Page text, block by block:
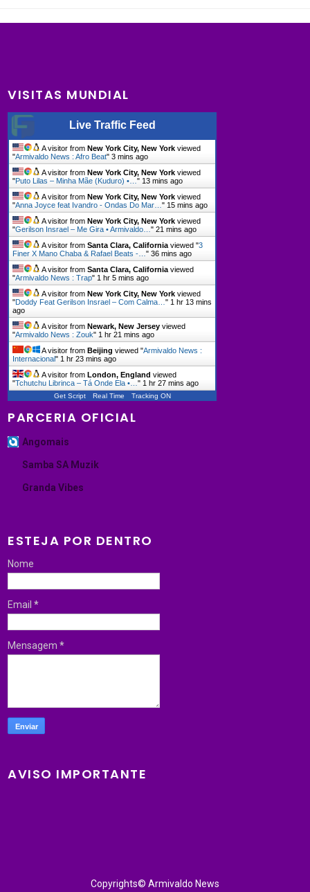
VISITAS MUNDIAL
Live Traffic Feed
A visitor fromNew York City, New York viewed
"Armivaldo News : Afro Beat"3 mins ago
A visitor fromNew York City, New York viewed
"Puto Lilas – Minha Mãe (Kuduro) •…" 13 mins ago
A visitor fromNew York City, New York viewed
"Anna Joyce feat Ivandro - Ondas Do Mar…" 15 mins ago
A visitor fromNew York City, New York viewed
"Gerilson Insrael – Me Gira • Armivaldo…"21 mins ago
A visitor fromSanta Clara, California viewed "3
Finer X Mano Chaba & Rafael Beats -…"36 mins ago
A visitor fromSanta Clara, California viewed
"Armivaldo News : Trap" 1 hr 5 mins ago
A visitor fromNew York City, New York viewed
"Doddy Feat Gerilson Insrael – Com Calma…" 1 hr 13 mins
ago
A visitor fromNewark, New Jersey viewed
"Armivaldo News : Zouk" 1 hr 21 mins ago
A visitor fromBeijing viewed "Armivaldo News :
Internacional" 1 hr 23 mins ago
A visitor fromLondon, England viewed
"Tchutchu Librinca – Tá Onde Ela •…" 1 hr 27 mins ago
Get Script Real Time Tracking ON
PARCERIA OFICIAL
Angomais
Samba SA Muzik
Granda Vibes
ESTEJA POR DENTRO
Nome
Email*
Mensagem*
AVISO IMPORTANTE
Copyrights© Armivaldo News